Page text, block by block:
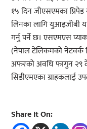
१५ दिन जीएसएमका
लिनका लागि युआइजीबी
गर्नु पर्ने छ। एसएमएस
(नेपाल टेलिकमको नेटवर्क
अफरको अवधि फागुन २९
सिडीएमएका ग्राहकलाई
Share It On: